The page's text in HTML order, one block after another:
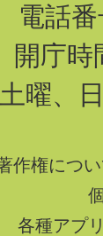
電話
開庁
曜、
作権につ
各種アプ